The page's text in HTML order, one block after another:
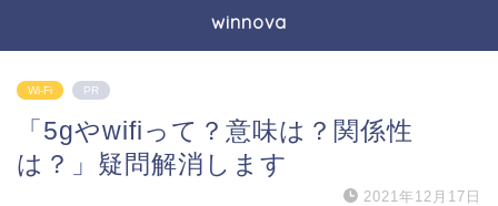
winnova
Wi-Fi PR
「5gやwifiって？意味は？関係性
は？」疑問解消します
2021年12月17日